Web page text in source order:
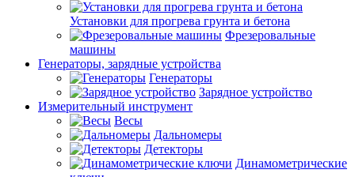
Установки для прогрева грунта и бетона
Фрезеровальные
машины
Генераторы, зарядные устройства
Генераторы
Зарядное устройство
Измерительный инструмент
Весы
Дальномеры
Детекторы
Динамометрические